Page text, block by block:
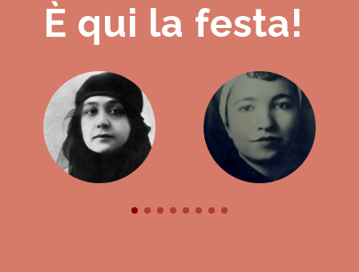
È qui la festa!